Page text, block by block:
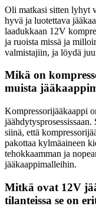
Oli matkasi sitten lyhyt
hyvä ja luotettava
laadukkaan 12V
ja ruoista missä ja
valmistajiin, ja löydä
Mikä on
muista
Kompressorijääkaappi
siinä, että
pakottaa kylmäaineen
tehokkaamman ja
jääkaappimalleihin.
Mitkä ovat 12V
tilanteissa se on